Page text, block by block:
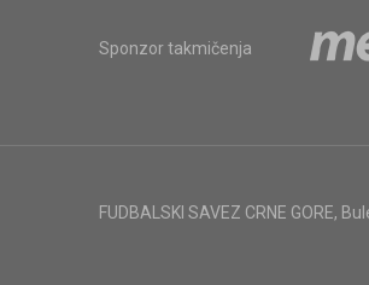
Sponzor takmičenja
FUDBALSKI SAVEZ CRNE GORE,